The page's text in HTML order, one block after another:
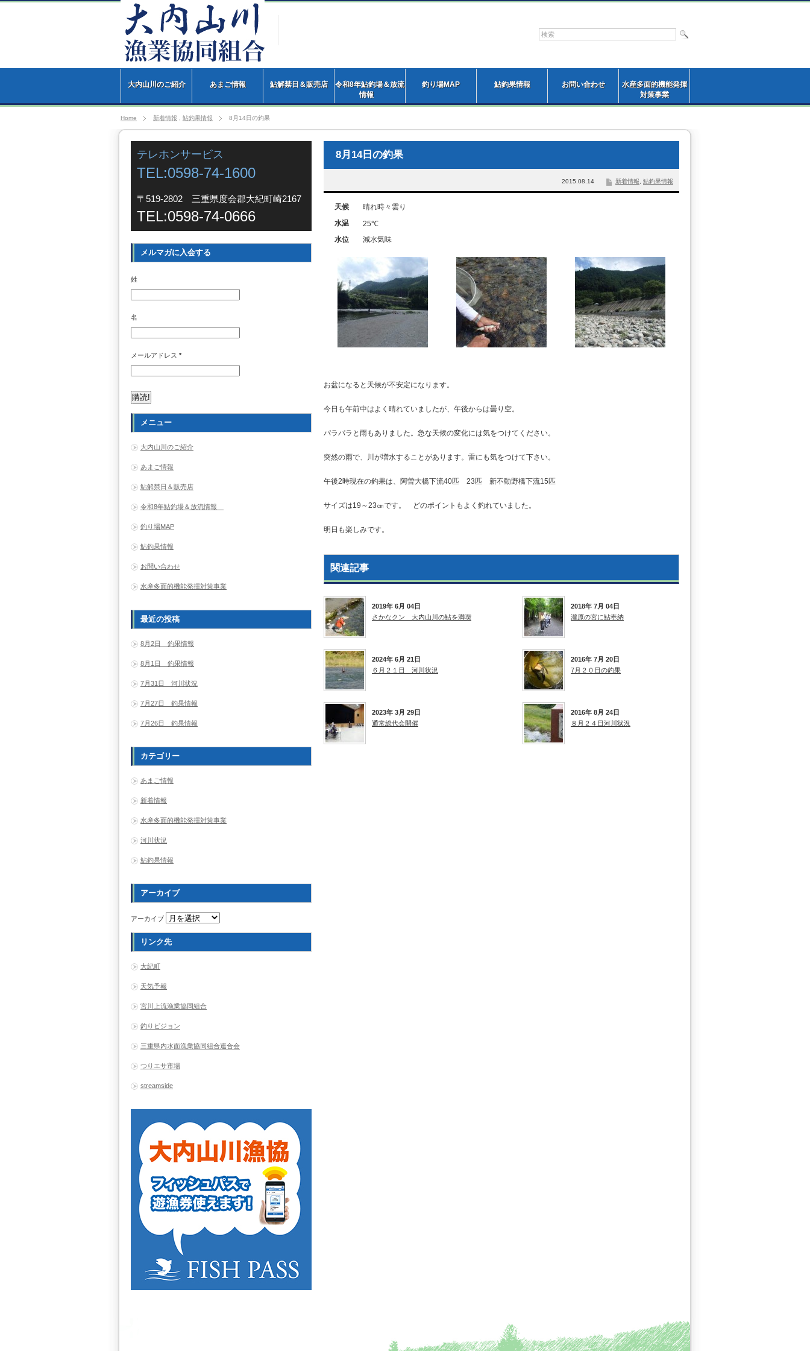
大内山川のご紹介 あまご情報 鮎解禁日＆販売店
令和8年鮎釣場＆放流
情報
釣り場MAP 鮎釣果情報 お問い合わせ
水産多面的機能発揮
対策事業
Home 新着情報 鮎釣果情報 8月14日の釣果
8月14日の釣果
新着情報 鮎釣果情報
2015.08.14
天候
晴れ時々雲り
水温
25℃
水位
減水気味
お盆になると天候が不安定になります。
今日も午前中はよく晴れていましたが、午後からは曇り空。
パラパラと雨もありました。急な天候の変化には気をつけてください。
突然の雨で、川が増水することがあります。雷にも気をつけて下さい。
午後2時現在の釣果は、阿曽大橋下流40匹 23匹 新不動野橋下流15匹
サイズは19～23㎝です。 どのポイントもよく釣れていました。
明日も楽しみです。
関連記事
2019年 6月 04日
さかなクン 大内山川の鮎を満喫
2018年 7月 04日
瀧原の宮に鮎奉納
2024年 6月 21日
６月２１日 河川状況
2016年 7月 20日
7月２０日の釣果
2023年 3月 29日
通常総代会開催
2016年 8月 24日
８月２４日河川状況
テレホンサービス
TEL:0598-74-1600
〒519-2802 三重県度会郡大紀町崎2167
TEL:0598-74-0666
メルマガに入会する
姓
名
メールアドレス *
メニュー
大内山川のご紹介
あまご情報
鮎解禁日＆販売店
令和8年鮎釣場＆放流情報
釣り場MAP
鮎釣果情報
お問い合わせ
水産多面的機能発揮対策事業
最近の投稿
8月2日 釣果情報
8月1日 釣果情報
7月31日 河川状況
7月27日 釣果情報
7月26日 釣果情報
カテゴリー
あまご情報
新着情報
水産多面的機能発揮対策事業
河川状況
鮎釣果情報
アーカイブ
アーカイブ
リンク先
大紀町
天気予報
宮川上流漁業協同組合
釣りビジョン
三重県内水面漁業協同組合連合会
つりエサ市場
streamside